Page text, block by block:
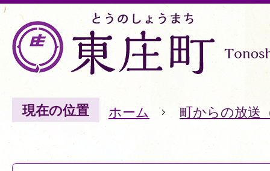
現在の位置 ホーム 町からの放送